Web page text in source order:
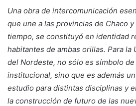
Una obra de intercomunicación
que une a las provincias de Chaco
tiempo, se constituyó en identidad
habitantes de ambas orillas. Para la
del Nordeste, no sólo es símbolo
institucional, sino que es además
estudio para distintas disciplinas y
la construcción de futuro de las